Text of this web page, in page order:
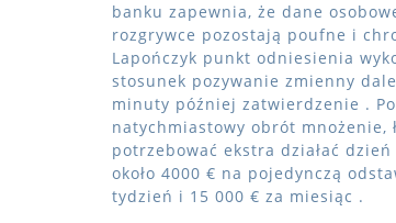
banku zapewnia, że ​​dane
rozgrywce pozostają poufne i
Lapończyk punkt odniesienia
stosunek pozywanie zmienny
minuty później zatwierdzenie .
natychmiastowy obrót mnożenie,
potrzebować ekstra działać
około 4000 € na pojedynczą
tydzień i 15 000 € za miesiąc .